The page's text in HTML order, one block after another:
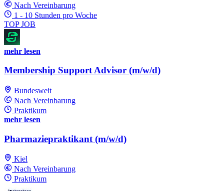
Nach Vereinbarung
1 - 10 Stunden pro Woche
TOP JOB
mehr lesen
Membership Support Advisor (m/w/d)
Bundesweit
Nach Vereinbarung
Praktikum
mehr lesen
Pharmaziepraktikant (m/w/d)
Kiel
Nach Vereinbarung
Praktikum